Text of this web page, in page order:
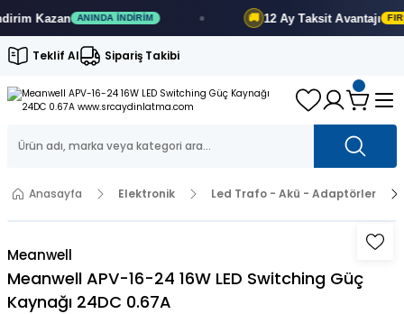
ANINDA İNDIRIM 12 Ay Taksit Avantajı FIRSATI KAÇIRMA
Teklif Al Sipariş Takibi
Anasayfa Elektronik Led Trafo - Akü - Adaptörler
Meanwell
Meanwell APV-16-24 16W LED Switching Güç
Kaynağı 24DC 0.67A